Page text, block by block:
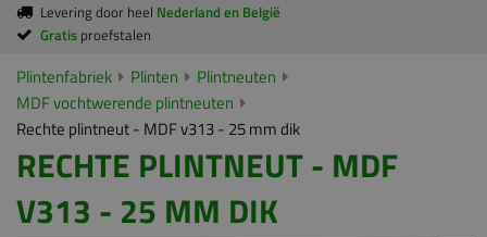
Levering door heel Nederland en België
Gratis proefstalen
Plintenfabriek Plinten
Plintneuten
MDF vochtwerende plintneuten
Rechte plintneut - MDF v313 - 25 mm dik
RECHTE PLINTNEUT - MDF
V313 - 25 MM DIK